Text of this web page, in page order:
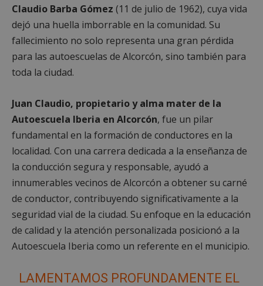
Claudio Barba Gómez (11 de julio de 1962), cuya vida
dejó una huella imborrable en la comunidad. Su
fallecimiento no solo representa una gran pérdida
para las autoescuelas de Alcorcón, sino también para
toda la ciudad.
Juan Claudio, propietario y alma mater de la
Autoescuela Iberia en Alcorcón, fue un pilar
fundamental en la formación de conductores en la
localidad. Con una carrera dedicada a la enseñanza de
la conducción segura y responsable, ayudó a
innumerables vecinos de Alcorcón a obtener su carné
de conductor, contribuyendo significativamente a la
seguridad vial de la ciudad. Su enfoque en la educación
de calidad y la atención personalizada posicionó a la
Autoescuela Iberia como un referente en el municipio.
LAMENTAMOS PROFUNDAMENTE EL